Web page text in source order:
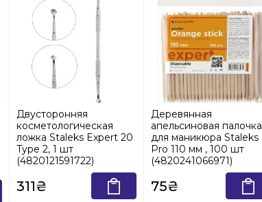
Двусторонняя
косметологическая
ложка Staleks Expert 20
Type 2, 1 шт
(4820121591722)
311₴
Деревянная
апельсиновая палочка
для маникюра Staleks
Pro 110 мм , 100 шт
(4820241066971)
75₴